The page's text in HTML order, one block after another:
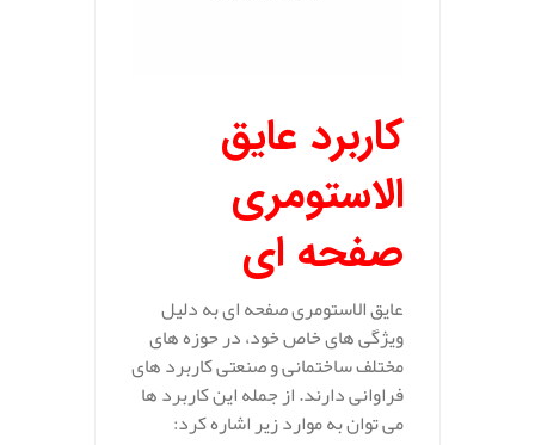
کاربرد عایق
الاستومری
صفحه ای
عایق‌ الاستومری صفحه‌ ای به دلیل
ویژگی‌ های خاص خود، در حوزه‌ های
مختلف ساختمانی و صنعتی کاربرد های
فراوانی دارند. از جمله این کاربرد ها
می‌ توان به موارد زیر اشاره کرد: